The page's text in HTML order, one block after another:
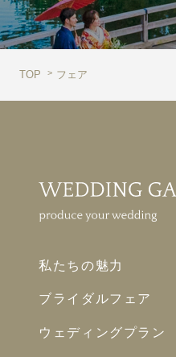
TOP フェア
私たちの魅力
ブライダルフェア
ウェディングプラン